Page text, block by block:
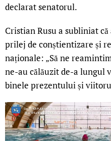
declarat senatorul.
Cristian Rusu a subliniat
prilej de conștientizare și
naționale: „Să ne
ne-au călăuzit de-a lungul
binele prezentului și